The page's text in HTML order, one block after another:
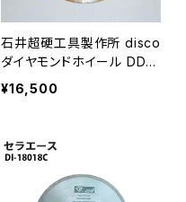
石井超硬工具製作所 disco
ダイヤモンドホイール DDC
-1208 外径127mm ダイヤ
モンドホイール ≪メーカー
¥16,500